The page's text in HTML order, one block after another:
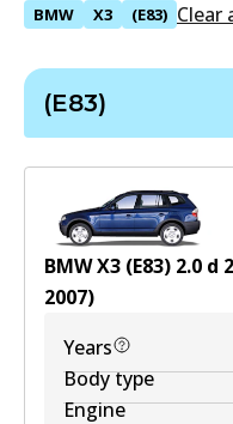
BMW X3 (E83) Clear
(E83)
BMW X3 (E83) 2.0 d 2
2007)
Years
Body type
Engine